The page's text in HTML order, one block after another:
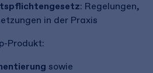
: Regelungen,
in der Praxis
Produkt:
sowie